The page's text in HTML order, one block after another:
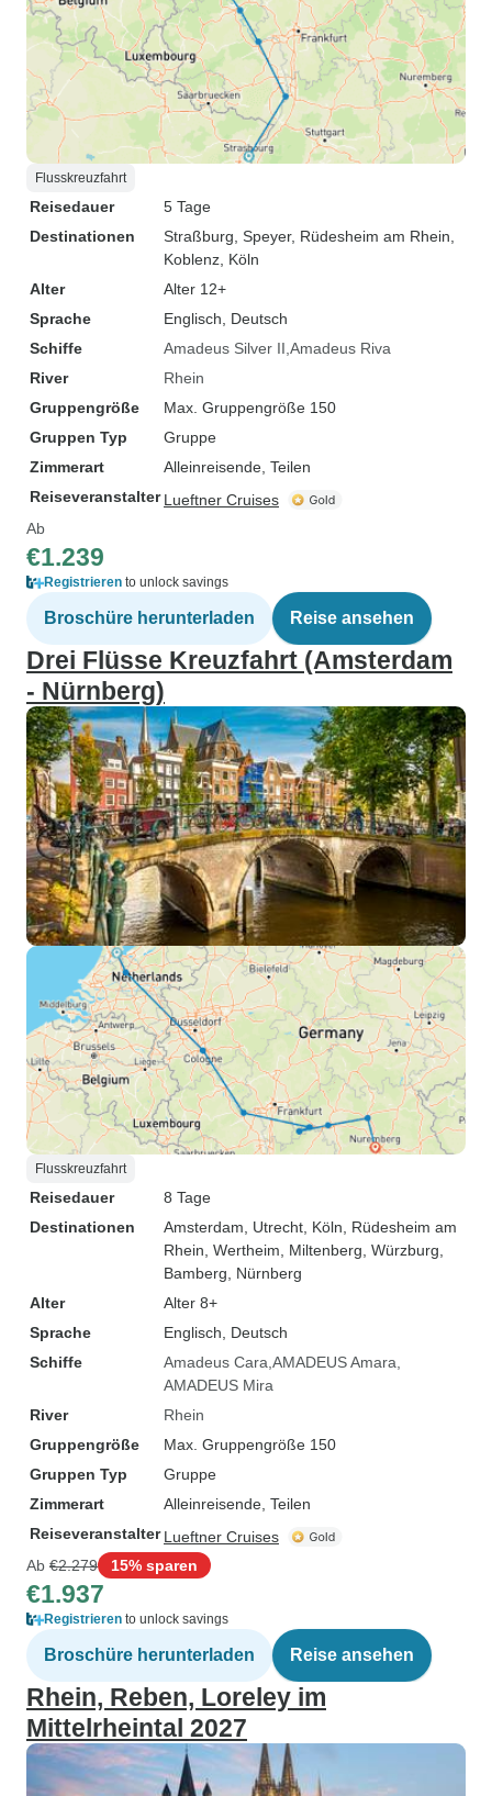
Flusskreuzfahrt
Reisedauer
5 Tage
Destinationen
Straßburg , Speyer, Rüdesheim am Rhein
Koblenz , Köln
Alter
Alter 12+
Sprache
Englisch, Deutsch
Schiffe
Amadeus Silver II Amadeus Riva
River
Rhein
Gruppengröße
Max. Gruppengröße 150
Gruppen Typ
Gruppe
Zimmerart
Alleinreisende, Teilen
Reiseveranstalter Lueftner Cruises
Ab
€1.239
Registrieren to unlock savings
Broschüre herunterladen Reise ansehen
Drei Flüsse Kreuzfahrt (Amsterdam
- Nürnberg)
Flusskreuzfahrt
Reisedauer
8 Tage
Destinationen
Amsterdam , Utrecht , Köln , Rüdesheim am
Rhein , Wertheim , Miltenberg , Würzburg
Bamberg , Nürnberg
Alter
Alter 8+
Sprache
Englisch, Deutsch
Schiffe
Amadeus Cara AMADEUS Amara
AMADEUS Mira
River
Rhein
Gruppengröße
Max. Gruppengröße 150
Gruppen Typ
Gruppe
Zimmerart
Alleinreisende, Teilen
Reiseveranstalter Lueftner Cruises
Ab €2.279 15% sparen
€1.937
Registrieren to unlock savings
Broschüre herunterladen Reise ansehen
Rhein, Reben, Loreley im
Mittelrheintal 2027